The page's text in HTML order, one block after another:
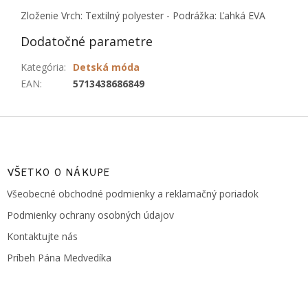
Zloženie Vrch: Textilný polyester - Podrážka: Ľahká EVA
Dodatočné parametre
Kategória:
Detská móda
EAN: 5713438686849
Z
VŠETKO O NÁKUPE
Všeobecné obchodné podmienky a reklamačný poriadok
Podmienky ochrany osobných údajov
Kontaktujte nás
Príbeh Pána Medvedíka